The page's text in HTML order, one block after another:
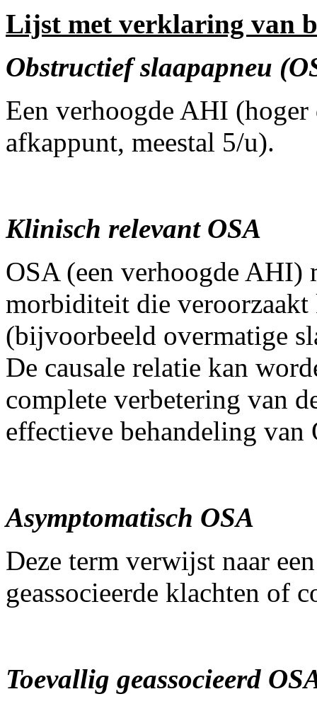
Lijst met verklaring van
Obstructief slaapapneu
Een verhoogde AHI
afkappunt, meestal 5/u).
Klinisch relevant OSA
OSA (een verhoogde AHI)
morbiditeit die
(bijvoorbeeld overmatige
De causale relatie kan
complete verbetering van
effectieve behandeling van
Asymptomatisch OSA
Deze term verwijst naar
geassocieerde klachten of
Toevallig geassocieerd